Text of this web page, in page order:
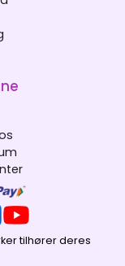
tilhører deres